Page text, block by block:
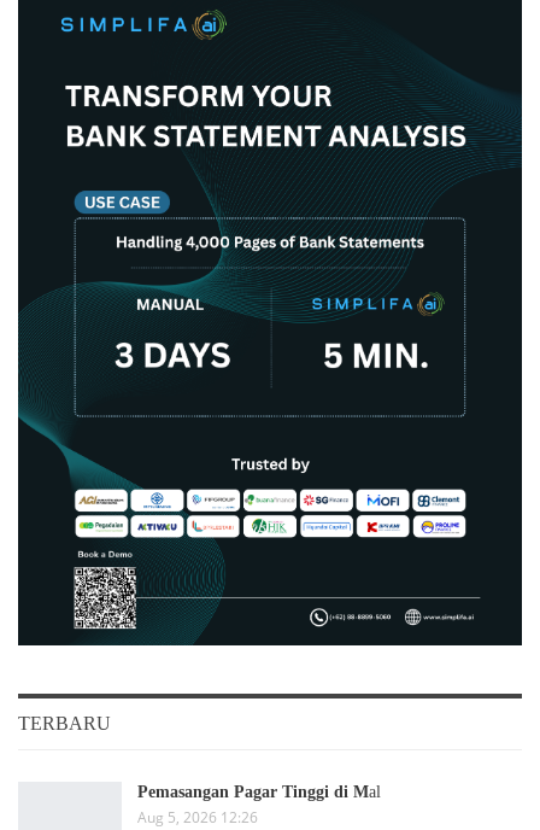
TERBARU
Pemasangan Pagar Tinggi di Mal
Aug 5, 2026 12:26